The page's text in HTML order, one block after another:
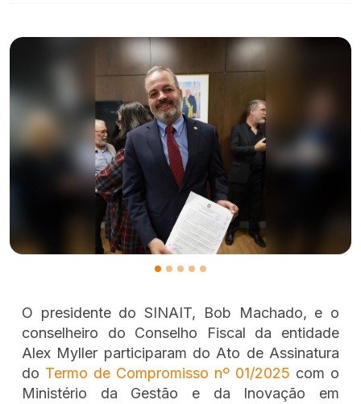
O presidente do SINAIT, Bob Machado, e o
conselheiro do Conselho Fiscal da entidade
Alex Myller participaram do Ato de Assinatura
do Termo de Compromisso nº 01/2025 com o
Ministério da Gestão e da Inovação em